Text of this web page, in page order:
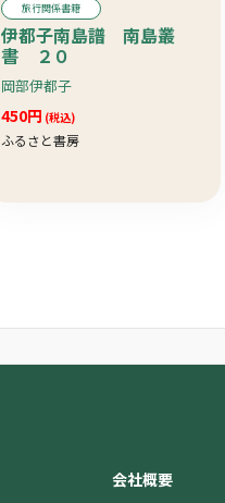
旅行関係書籍
伊都子南島譜 南島叢
書 ２０
岡部伊都子
450円 (税込)
ふるさと書房
会社概要